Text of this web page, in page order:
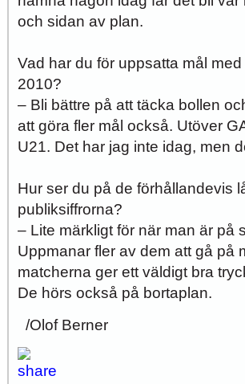
och sidan av plan.
Vad har du för uppsatta mål
– Bli bättre på att täcka bollen
att göra fler mål också. Utöver
U21. Det har jag inte idag,
Hur ser du på de förhållandevis
– Lite märkligt för när man är på
Uppmanar fler av dem att gå på
matcherna ger ett väldigt bra
De hörs också på bortaplan.
/Olof Berner